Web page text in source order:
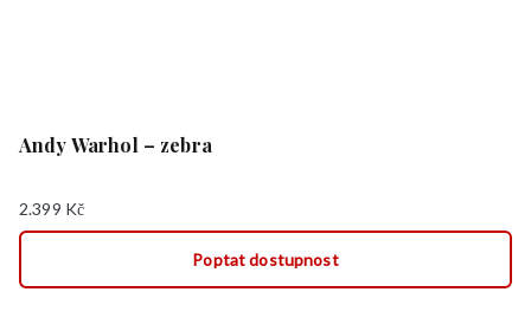
Andy Warhol – zebra
2.399 Kč
Poptat dostupnost